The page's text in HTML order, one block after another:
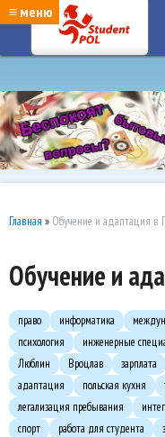
google-site-verification:
google7a917c261df1566b.html
≡ меню
Главная » Обучение и адаптация в
Обучение и
право информатика
психология
инженерные
Люблин
Вроцлав зарплата
адаптация
польская кухня
легализация пребывания
спорт
работа для студента